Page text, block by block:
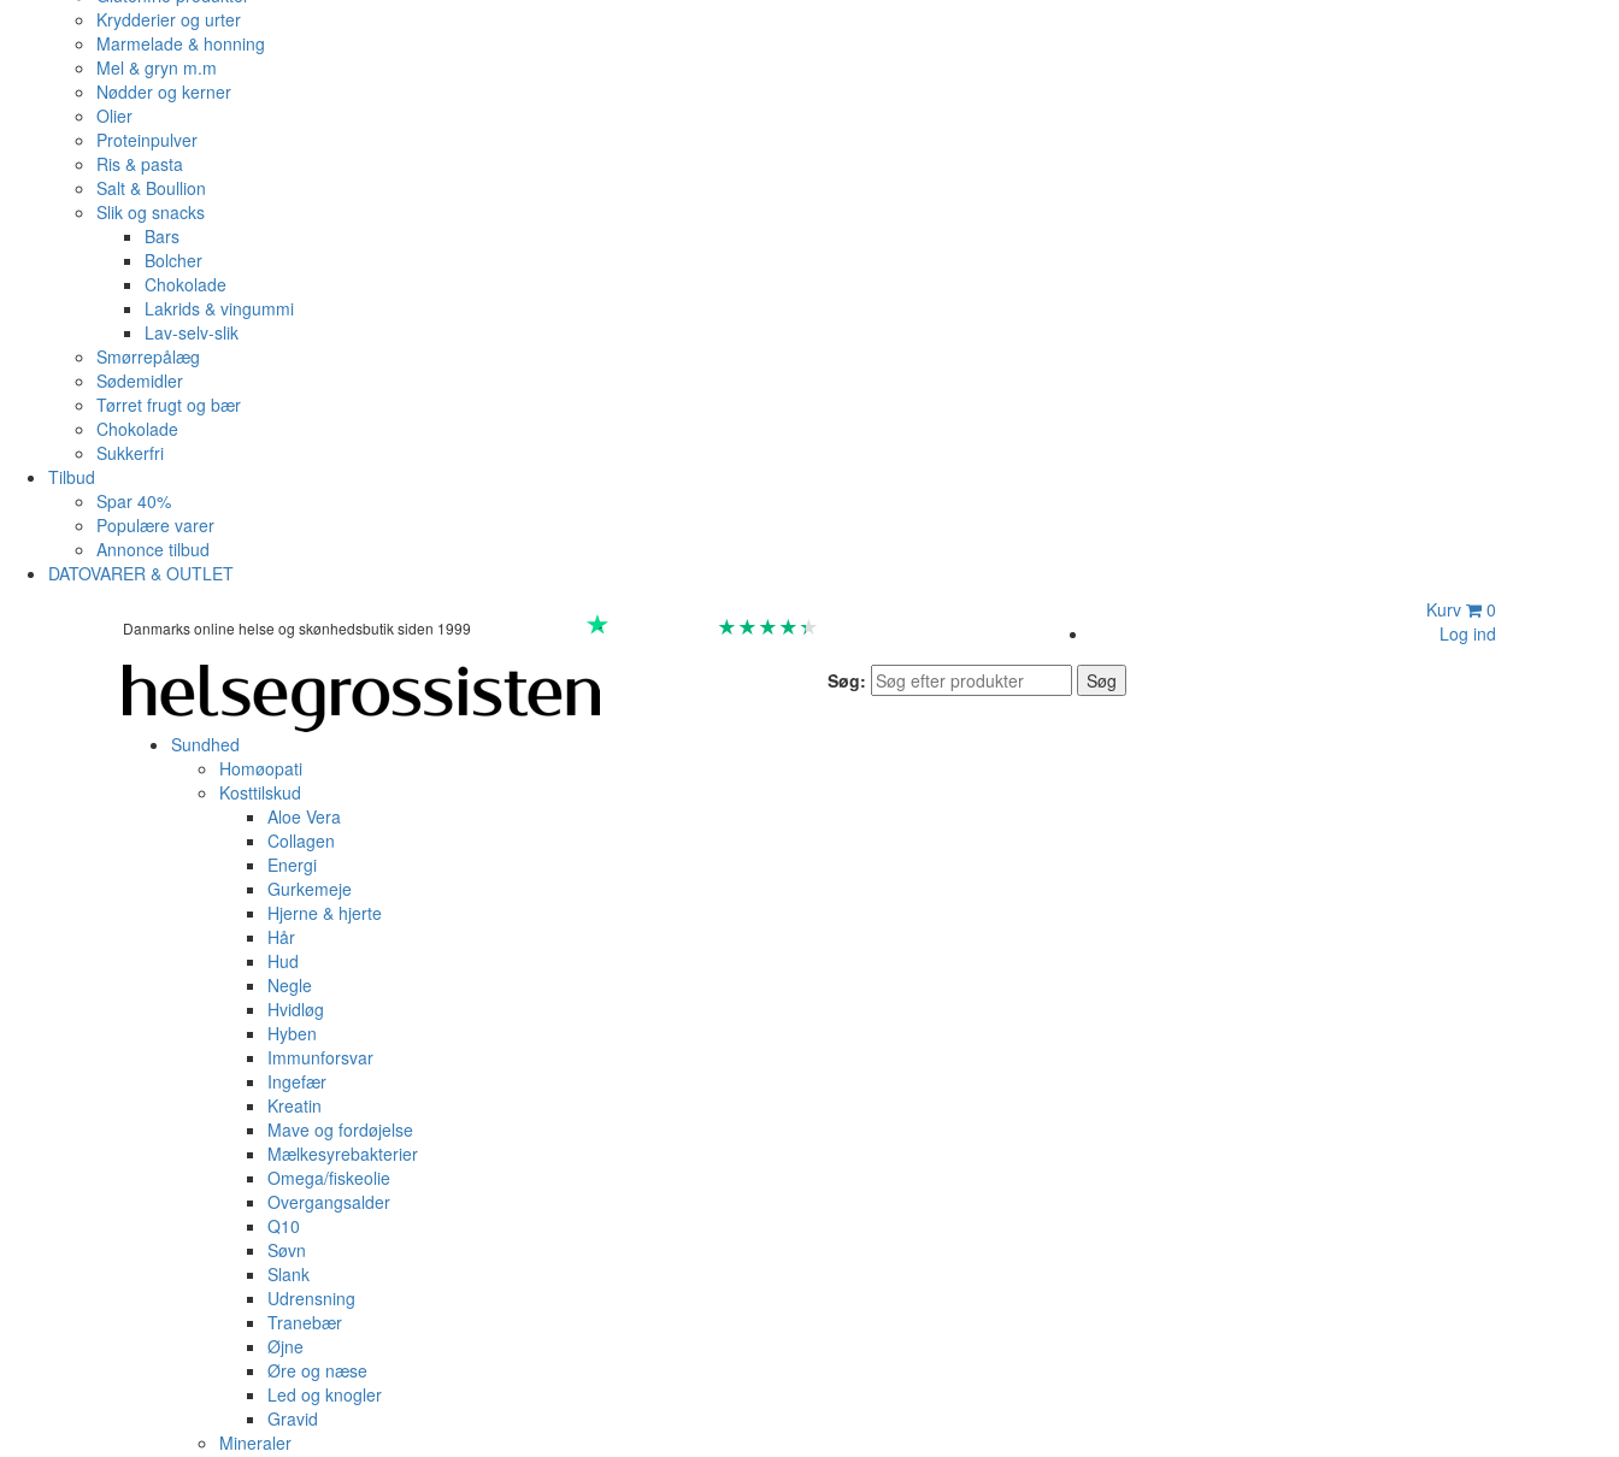
Krydderier og urter
Marmelade & honning
Mel & gryn m.m
Nødder og kerner
Olier
Proteinpulver
Ris & pasta
Salt & Boullion
Slik og snacks
Bars
Bolcher
Chokolade
Lakrids & vingummi
Lav-selv-slik
Smørrepålæg
Sødemidler
Tørret frugt og bær
Chokolade
Sukkerfri
Tilbud
Spar 40%
Populære varer
Annonce tilbud
DATOVARER & OUTLET
Danmarks online helse og skønhedsbutik siden 1999 ★ ★ ★ ★★
Kurv
0
Log ind
Søg:
Søg
Sundhed
Homøopati
Kosttilskud
Aloe Vera
Collagen
Energi
Gurkemeje
Hjerne & hjerte
Hår
Hud
Negle
Hvidløg
Hyben
Immunforsvar
Ingefær
Kreatin
Mave og fordøjelse
Mælkesyrebakterier
Omega/fiskeolie
Overgangsalder
Q10
Søvn
Slank
Udrensning
Tranebær
Øjne
Øre og næse
Led og knogler
Gravid
Mineraler